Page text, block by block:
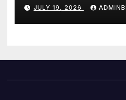
JULY 19, 2026